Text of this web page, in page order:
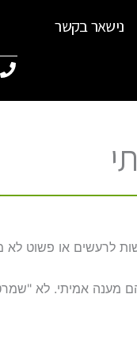
נישאר בקשר
או פשוט לא
רגישים מכל הארץ, כדי לתת